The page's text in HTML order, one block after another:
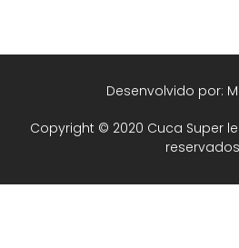
Copyright © 2020 Cuca Super
Desenvolvido por: